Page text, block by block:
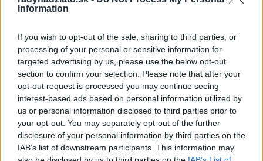
Information
If you wish to opt-out of the sale, sharing to third parties, or
processing of your personal or sensitive information for
targeted advertising by us, please use the below opt-out
section to confirm your selection. Please note that after your
opt-out request is processed you may continue seeing
interest-based ads based on personal information utilized by
us or personal information disclosed to third parties prior to
your opt-out. You may separately opt-out of the further
disclosure of your personal information by third parties on the
IAB’s list of downstream participants. This information may
vždy riešenie
Od dielne po priemyselnú halu: Ako skrotiť silu a
krútiaci moment?
Digitálne PZP ako technológia na získanie
personalizovanej zľavy
Kúzlo optickej ilúzie: Ako si aj z jemných vlasov
vyčarovať bohatý účes